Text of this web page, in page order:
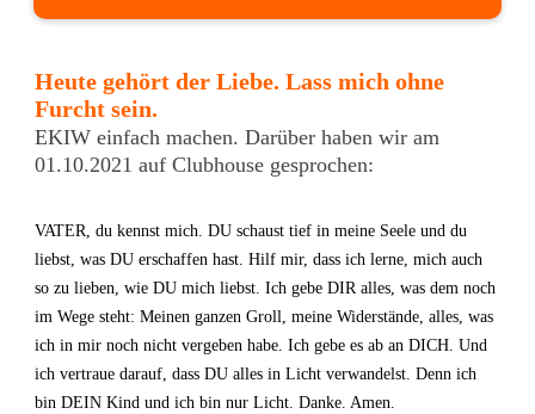
Heute gehört der Liebe. Lass mich ohne
Furcht sein.
EKIW einfach machen. Darüber haben wir am
01.10.2021 auf Clubhouse gesprochen:
VATER, du kennst mich. DU schaust tief in meine Seele und du
liebst, was DU erschaffen hast. Hilf mir, dass ich lerne, mich auch
so zu lieben, wie DU mich liebst. Ich gebe DIR alles, was dem noch
im Wege steht: Meinen ganzen Groll, meine Widerstände, alles, was
ich in mir noch nicht vergeben habe. Ich gebe es ab an DICH. Und
ich vertraue darauf, dass DU alles in Licht verwandelst. Denn ich
bin DEIN Kind und ich bin nur Licht. Danke. Amen.